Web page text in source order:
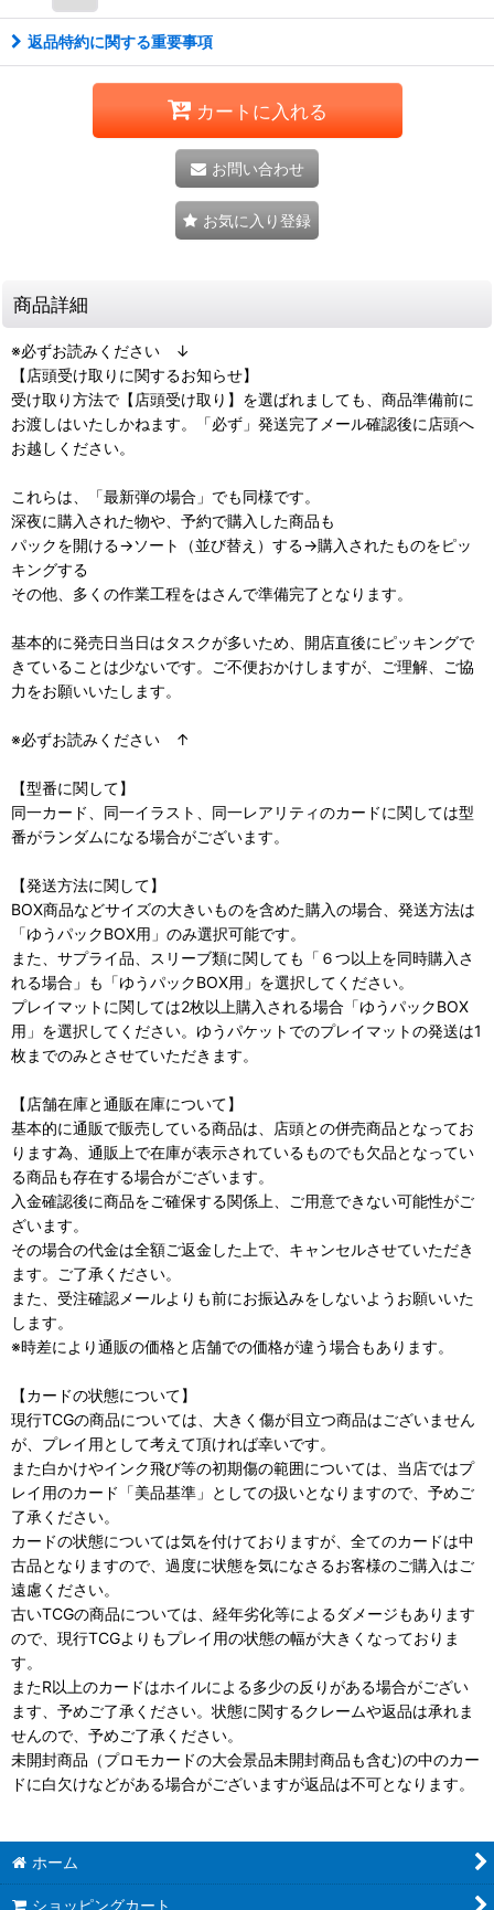
返品特約に関する重要事項
カートに入れる
お問い合わせ
お気に入り登録
商品詳細
※必ずお読みください ↓
【店頭受け取りに関するお知らせ】
受け取り方法で【店頭受け取り】を選ばれましても、商品準備前に
お渡しはいたしかねます。「必ず」発送完了メール確認後に店頭へ
お越しください。
これらは、「最新弾の場合」でも同様です。
深夜に購入された物や、予約で購入した商品も
パックを開ける→ソート（並び替え）する→購入されたものをピッ
キングする
その他、多くの作業工程をはさんで準備完了となります。
基本的に発売日当日はタスクが多いため、開店直後にピッキングで
きていることは少ないです。ご不便おかけしますが、ご理解、ご協
力をお願いいたします。
※必ずお読みください ↑
【型番に関して】
同一カード、同一イラスト、同一レアリティのカードに関しては型
番がランダムになる場合がございます。
【発送方法に関して】
BOX商品などサイズの大きいものを含めた購入の場合、発送方法は
「ゆうパックBOX用」のみ選択可能です。
また、サプライ品、スリーブ類に関しても「６つ以上を同時購入さ
れる場合」も「ゆうパックBOX用」を選択してください。
プレイマットに関しては2枚以上購入される場合「ゆうパックBOX
用」を選択してください。ゆうパケットでのプレイマットの発送は1
枚までのみとさせていただきます。
【店舗在庫と通販在庫について】
基本的に通販で販売している商品は、店頭との併売商品となってお
ります為、通販上で在庫が表示されているものでも欠品となってい
る商品も存在する場合がございます。
入金確認後に商品をご確保する関係上、ご用意できない可能性がご
ざいます。
その場合の代金は全額ご返金した上で、キャンセルさせていただき
ます。ご了承ください。
また、受注確認メールよりも前にお振込みをしないようお願いいた
します。
※時差により通販の価格と店舗での価格が違う場合もあります。
【カードの状態について】
現行TCGの商品については、大きく傷が目立つ商品はございません
が、プレイ用として考えて頂ければ幸いです。
また白かけやインク飛び等の初期傷の範囲については、当店ではプ
レイ用のカード「美品基準」としての扱いとなりますので、予めご
了承ください。
カードの状態については気を付けておりますが、全てのカードは中
古品となりますので、過度に状態を気になさるお客様のご購入はご
遠慮ください。
古いTCGの商品については、経年劣化等によるダメージもあります
ので、現行TCGよりもプレイ用の状態の幅が大きくなっておりま
す。
またR以上のカードはホイルによる多少の反りがある場合がござい
ます、予めご了承ください。状態に関するクレームや返品は承れま
せんので、予めご了承ください。
未開封商品（プロモカードの大会景品未開封商品も含む)の中のカー
ドに白欠けなどがある場合がございますが返品は不可となります。
ホーム
ショッピングカート